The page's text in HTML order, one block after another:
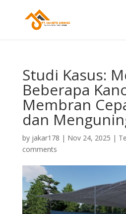
Studi Kasus:
Beberapa
Membran
dan
by jakar178 | Nov 24, 2025 |
comments